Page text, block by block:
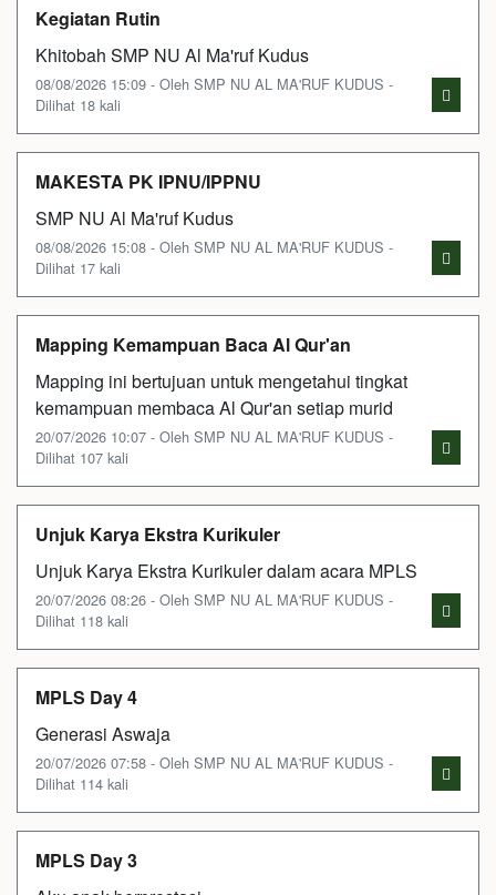
Kegiatan Rutin
Khitobah SMP NU Al Ma'ruf Kudus
08/08/2026 15:09 - Oleh SMP NU AL MA'RUF KUDUS -
Dilihat 18 kali
MAKESTA PK IPNU/IPPNU
SMP NU Al Ma'ruf Kudus
08/08/2026 15:08 - Oleh SMP NU AL MA'RUF KUDUS -
Dilihat 17 kali
Mapping Kemampuan Baca Al Qur'an
Mapping ini bertujuan untuk mengetahui tingkat
kemampuan membaca Al Qur'an setiap murid
20/07/2026 10:07 - Oleh SMP NU AL MA'RUF KUDUS -
Dilihat 107 kali
Unjuk Karya Ekstra Kurikuler
Unjuk Karya Ekstra Kurikuler dalam acara MPLS
20/07/2026 08:26 - Oleh SMP NU AL MA'RUF KUDUS -
Dilihat 118 kali
MPLS Day 4
Generasi Aswaja
20/07/2026 07:58 - Oleh SMP NU AL MA'RUF KUDUS -
Dilihat 114 kali
MPLS Day 3